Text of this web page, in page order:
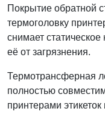
Покрытие обратной
термоголовку
снимает
её от загрязнения.
Термотрансферная
полностью
принтерами